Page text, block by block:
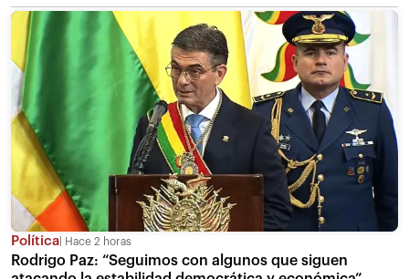
Política Hace 2 horas
Rodrigo Paz: “Seguimos con algunos que siguen